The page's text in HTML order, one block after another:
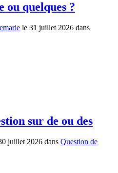
ou quelques ?
le 31 juillet 2026 dans
sur de ou des
juillet 2026 dans Question de